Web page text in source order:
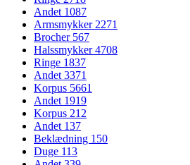
Andet 1087
Armsmykker2271
Brocher 567
Halssmykker4708
Ringe 1837
Andet3371
Korpus 5661
Andet 1919
Korpus 212
Andet 137
Beklædning 150
Duge 113